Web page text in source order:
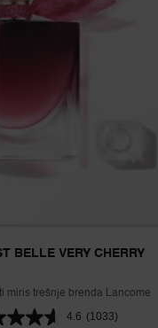
BELLE VERY CHERRY
miris trešnje brenda Lancome
4.6 (1033)